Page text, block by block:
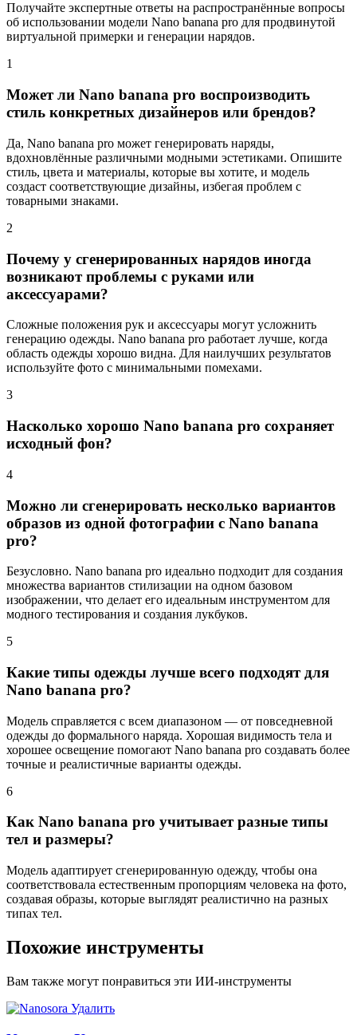
Получайте экспертные ответы на распространённые вопросы
об использовании модели Nano banana pro для продвинутой
виртуальной примерки и генерации нарядов.
1
Может ли Nano banana pro воспроизводить
стиль конкретных дизайнеров или брендов?
Да, Nano banana pro может генерировать наряды,
вдохновлённые различными модными эстетиками. Опишите
стиль, цвета и материалы, которые вы хотите, и модель
создаст соответствующие дизайны, избегая проблем с
товарными знаками.
2
Почему у сгенерированных нарядов иногда
возникают проблемы с руками или
аксессуарами?
Сложные положения рук и аксессуары могут усложнить
генерацию одежды. Nano banana pro работает лучше, когда
область одежды хорошо видна. Для наилучших результатов
используйте фото с минимальными помехами.
3
Насколько хорошо Nano banana pro сохраняет
исходный фон?
4
Можно ли сгенерировать несколько вариантов
образов из одной фотографии с Nano banana
pro?
Безусловно. Nano banana pro идеально подходит для создания
множества вариантов стилизации на одном базовом
изображении, что делает его идеальным инструментом для
модного тестирования и создания лукбуков.
5
Какие типы одежды лучше всего подходят для
Nano banana pro?
Модель справляется с всем диапазоном — от повседневной
одежды до формального наряда. Хорошая видимость тела и
хорошее освещение помогают Nano banana pro создавать более
точные и реалистичные варианты одежды.
6
Как Nano banana pro учитывает разные типы
тел и размеры?
Модель адаптирует сгенерированную одежду, чтобы она
соответствовала естественным пропорциям человека на фото,
создавая образы, которые выглядят реалистично на разных
типах тел.
Похожие инструменты
Вам также могут понравиться эти ИИ-инструменты